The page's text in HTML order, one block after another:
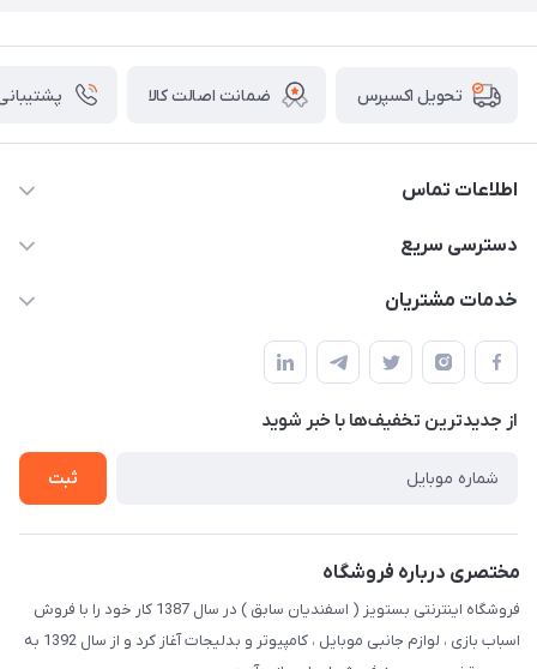
تحویل اکسپرس ضمانت اصالت کالا پشتیبانی ۲۴
اطلاعات تماس
09123941837
دسترسی سریع
حساب کاربری
لیست محصولات
درباره ما
خدمات مشتریان
قوانین و مقررات
حریم خصوصی
راهنما
از جدید‌ترین تخفیف‌ها با‌ خبر شوید
ثبت
مختصری درباره فروشگاه
فروشگاه اینترنتی بستویز ( اسفندیان سابق ) در سال 1387 کار خود را با فروش
اسباب بازی ، لوازم جانبی موبایل ، کامپیوتر و بدلیجات آغاز کرد و از سال 1392 به